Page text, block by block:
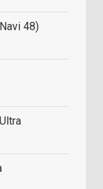
48)